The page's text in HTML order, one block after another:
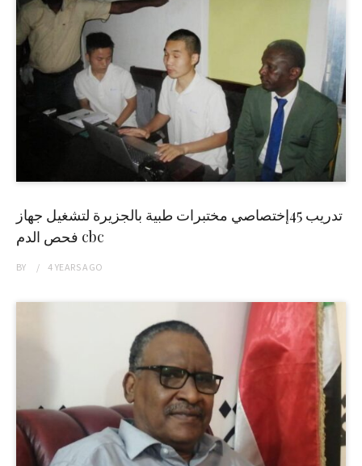
تدريب 45إختصاصي مختبرات طبية بالجزيرة لتشغيل جهاز
فحص الدم cbc
BY 4 YEARSAGO